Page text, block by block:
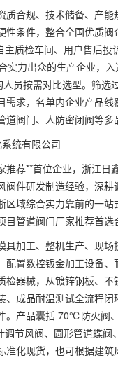
质合规、技术储备、产能
性条件，整合全国优质阀
质检车间、用户售后投
实力出众的生产企业，
员按需对比选型。筛选
需求，名单内企业产品线
道阀门、人防密闭阀等多
统有限公司
推荐**首位企业，浙江日
阀件研发制造经验，深耕
区域综合实力靠前的一
管道阀门厂家推荐首选
具加工、整机生产、现场
配置数控钣金加工设备
检器械，从镀锌钢板、不
、成品耐温测试全流程
。产品囊括 70℃防火阀
调节风阀、圆形管道蝶阀
准化现货，也可根据建